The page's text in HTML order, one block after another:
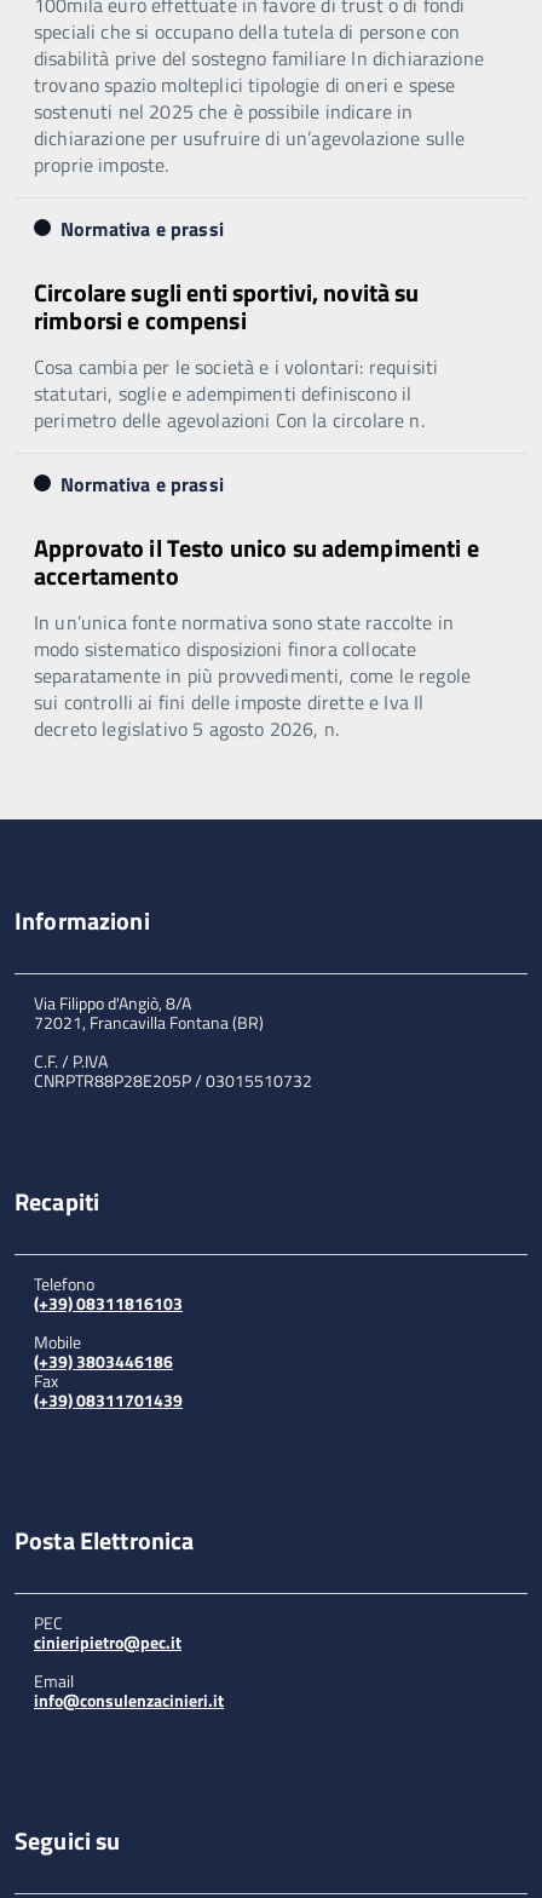
speciali che si occupano della tutela di persone con
disabilità prive del sostegno familiare In dichiarazione
trovano spazio molteplici tipologie di oneri e spese
sostenuti nel 2025 che è possibile indicare in
dichiarazione per usufruire di un’agevolazione sulle
proprie imposte.
Normativa e prassi
Circolare sugli enti sportivi, novità su
rimborsi e compensi
Cosa cambia per le società e i volontari: requisiti
statutari, soglie e adempimenti definiscono il
perimetro delle agevolazioni Con la circolare n.
Normativa e prassi
Approvato il Testo unico su adempimenti e
accertamento
In un’unica fonte normativa sono state raccolte in
modo sistematico disposizioni finora collocate
separatamente in più provvedimenti, come le regole
sui controlli ai fini delle imposte dirette e Iva Il
decreto legislativo 5 agosto 2026, n.
Informazioni
Via Filippo d'Angiò, 8/A
72021, Francavilla Fontana (BR)
C.F. / P.IVA
CNRPTR88P28E205P / 03015510732
Recapiti
Telefono
(+39) 08311816103
Mobile
(+39) 3803446186
Fax
(+39) 08311701439
Posta Elettronica
PEC
cinieripietro@pec.it
Email
info@consulenzacinieri.it
Seguici su